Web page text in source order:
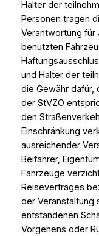
Halter der
Personen tragen
Verantwortung für
benutzten
und Halter der
die Gewähr dafür,
der StVZO
den
Einschränkung
ausreichender
Beifahrer,
Fahrzeuge
Reisevertrages
der Veranstaltung
entstandenen
Vorgehens oder